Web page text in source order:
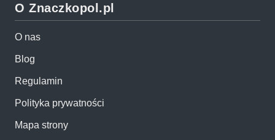
O Znaczkopol.pl
O nas
Blog
Regulamin
Polityka prywatności
Mapa strony